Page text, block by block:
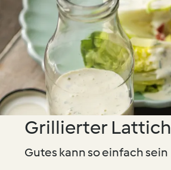
Grillierter Lattich
Gutes kann so einfach sein